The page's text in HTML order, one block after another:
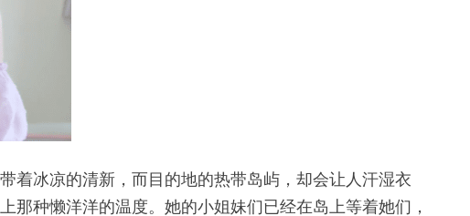
着冰凉的清新，而目的地的热带岛屿，却会让人汗湿衣
种懒洋洋的温度。她的小姐妹们已经在岛上等着她们，